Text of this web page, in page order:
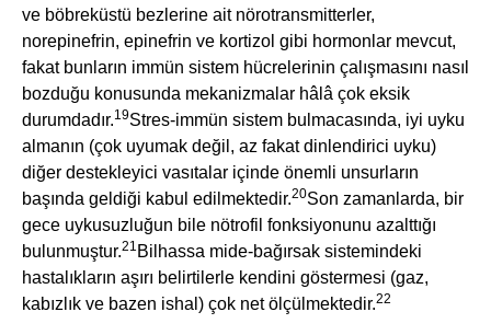
ve böbreküstü bezlerine ait nörotransmitterler,
norepinefrin, epinefrin ve kortizol gibi hormonlar mevcut,
fakat bunların immün sistem hücrelerinin çalışmasını nasıl
bozduğu konusunda mekanizmalar hâlâ çok eksik
durumdadır.19Stres-immün sistem bulmacasında, iyi uyku
almanın (çok uyumak değil, az fakat dinlendirici uyku)
diğer destekleyici vasıtalar içinde önemli unsurların
başında geldiği kabul edilmektedir.20Son zamanlarda, bir
gece uykusuzluğun bile nötrofil fonksiyonunu azalttığı
bulunmuştur.21 Bilhassa mide-bağırsak sistemindeki
hastalıkların aşırı belirtilerle kendini göstermesi (gaz,
kabızlık ve bazen ishal) çok net ölçülmektedir.22